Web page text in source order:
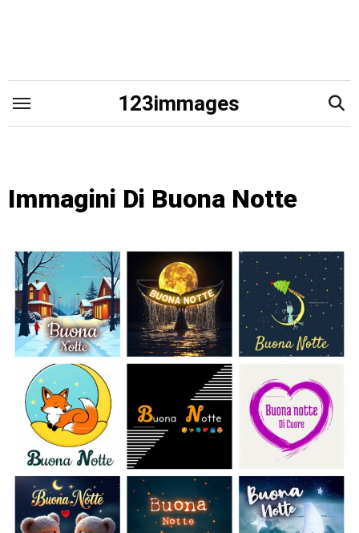
123immages
Immagini Di Buona Notte